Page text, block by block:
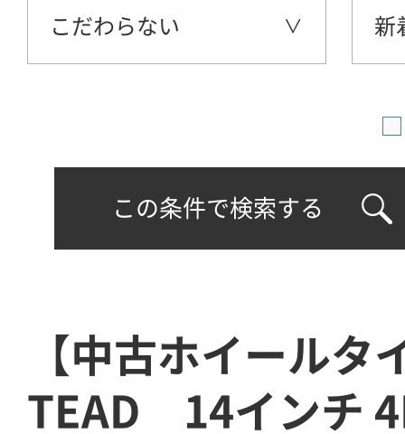
こだわらない 新
この条件で検索する
【中古ホイールタ
TEAD 14インチ